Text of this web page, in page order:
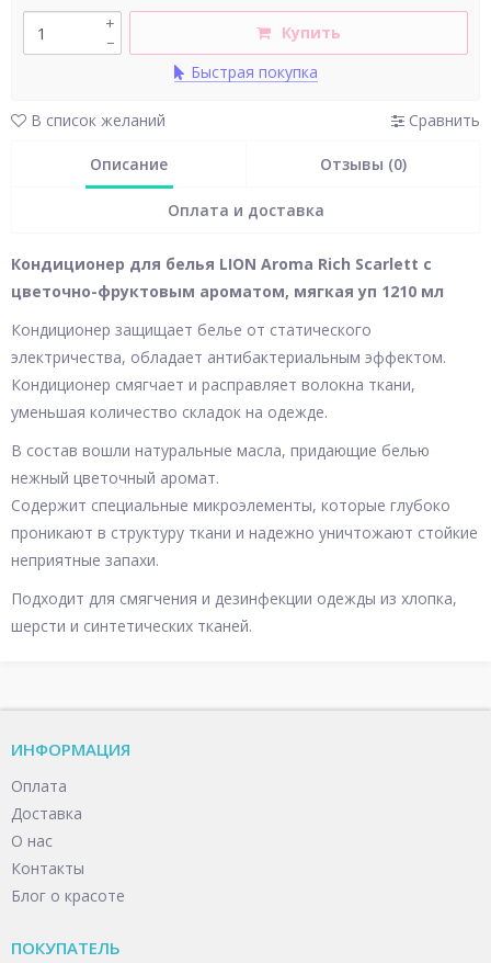
–
+
Купить
Быстрая покупка
В список желаний Сравнить
Описание Отзывы (0)
Оплата и доставка
Кондиционер для белья LION Aroma Rich Scarlett с
цветочно-фруктовым ароматом, мягкая уп 1210 мл
Кондиционер защищает белье от статического
электричества, обладает антибактериальным эффектом.
Кондиционер смягчает и расправляет волокна ткани,
уменьшая количество складок на одежде.
В состав вошли натуральные масла, придающие белью
нежный цветочный аромат.
Содержит специальные микроэлементы, которые глубоко
проникают в структуру ткани и надежно уничтожают стойкие
неприятные запахи.
Подходит для смягчения и дезинфекции одежды из хлопка,
шерсти и синтетических тканей.
ИНФОРМАЦИЯ
Оплата
Доставка
О нас
Контакты
Блог о красоте
ПОКУПАТЕЛЬ